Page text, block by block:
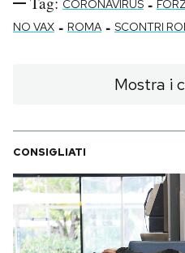
CORONAVIRUS
NO VAX - ROMA - SCONTRI
Mostra i
CONSIGLIATI